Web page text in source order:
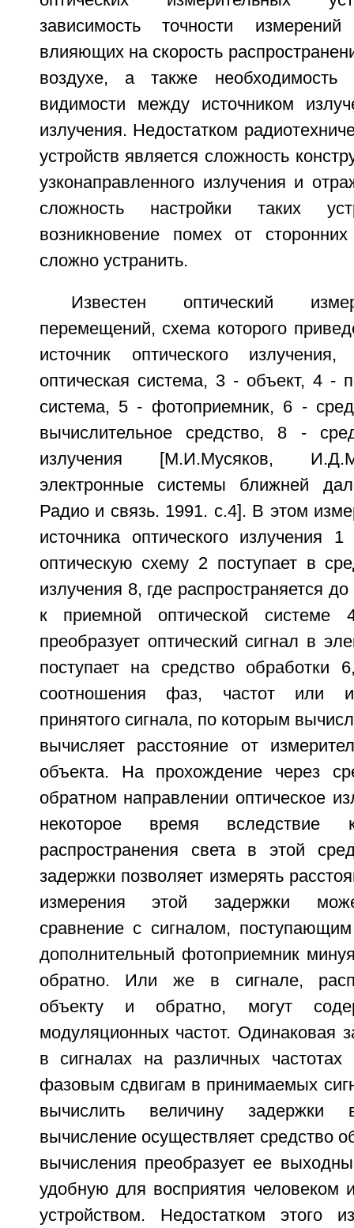
зависимость точности
влияющих на скорость
воздухе, а также необходимость
видимости между источником
излучения. Недостатком
устройств является сложность
узконаправленного излучения и
сложность настройки таких
возникновение помех от
сложно устранить.
Известен оптический
перемещений, схема которого
источник оптического
оптическая система, 3 - объект, 4 -
система, 5 - фотоприемник, 6 -
вычислительное средство, 8 -
излучения [М.И.Мусяков,
электронные системы ближней
Радио и связь. 1991. с.4]. В этом
источника оптического излучения
оптическую схему 2 поступает в
излучения 8, где распространяется
к приемной оптической системе
преобразует оптический сигнал в
поступает на средство обработки
соотношения фаз, частот или
принятого сигнала, по которым
вычисляет расстояние от
объекта. На прохождение через
обратном направлении оптическое
некоторое время вследствие
распространения света в этой
задержки позволяет измерять
измерения этой задержки
сравнение с сигналом,
дополнительный фотоприемник
обратно. Или же в сигнале,
объекту и обратно, могут
модуляционных частот. Одинаковая
в сигналах на различных
фазовым сдвигам в принимаемых
вычислить величину
вычисление осуществляет средство
вычисления преобразует ее
удобную для восприятия человеком
устройством. Недостатком этого